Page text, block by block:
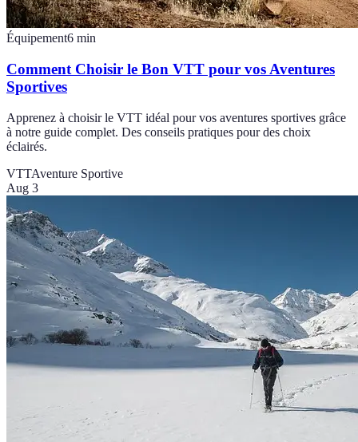
Équipement6 min
Comment Choisir le Bon VTT pour vos Aventures
Sportives
Apprenez à choisir le VTT idéal pour vos aventures sportives grâce
à notre guide complet. Des conseils pratiques pour des choix
éclairés.
VTTAventure Sportive
Aug 3